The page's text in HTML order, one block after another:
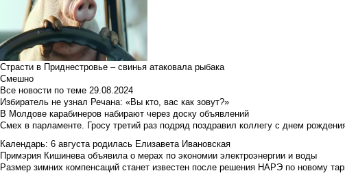
Страсти в Приднестровье – свинья атаковала рыбака
Смешно
Все новости по теме 29.08.2024
Избиратель не узнал Речана: «Вы кто, вас как зовут?»
В Молдове карабинеров набирают через доску объявлений
Смех в парламенте. Гросу третий раз подряд поздравил коллегу с днем
Календарь: 6 августа родилась Елизавета Ивановская
Примэрия Кишинева объявила о мерах по экономии электроэнергии и воды
Размер зимних компенсаций станет известен после решения НАРЭ по новому